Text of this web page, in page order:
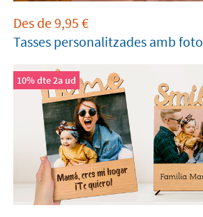
Des de9,95 €
Tasses personalitzades amb foto
10% dte 2a ud